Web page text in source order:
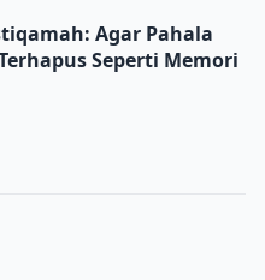
Ramadan Tak
Agar Pahala
Seperti Memori